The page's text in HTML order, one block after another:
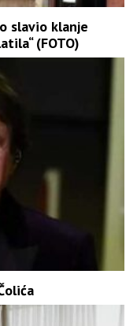
slavio klanje
(FOTO)